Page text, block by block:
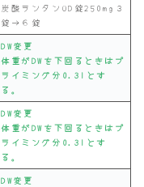
炭酸ランタンOD錠250mg３
錠→６錠
DW変更
体重がDWを下回るときはプ
ライミング分0.3lとす
る。
DW変更
体重がDWを下回るときはプ
ライミング分0.3lとす
る。
DW変更